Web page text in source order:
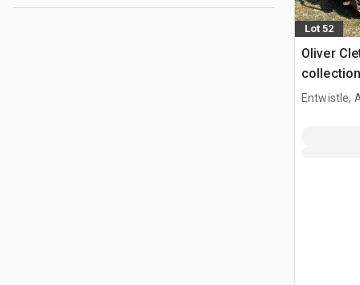
Lot 52
Oliver
Entwistle,